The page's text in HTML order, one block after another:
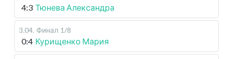
4:3 Тюнева Александра
3.04. Финал 1/8
0:4 Курищенко Мария